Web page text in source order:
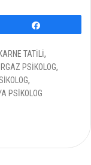
KARNE TATILI
PSIKOLOG
PSIKOLOG